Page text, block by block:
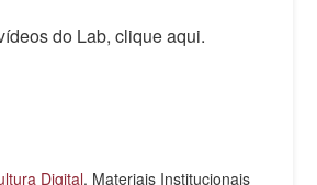
do Lab, clique aqui.
Digital, Materiais Institucionais